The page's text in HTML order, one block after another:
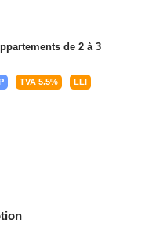
de 2 à 3
TVA 5.5%
LLI